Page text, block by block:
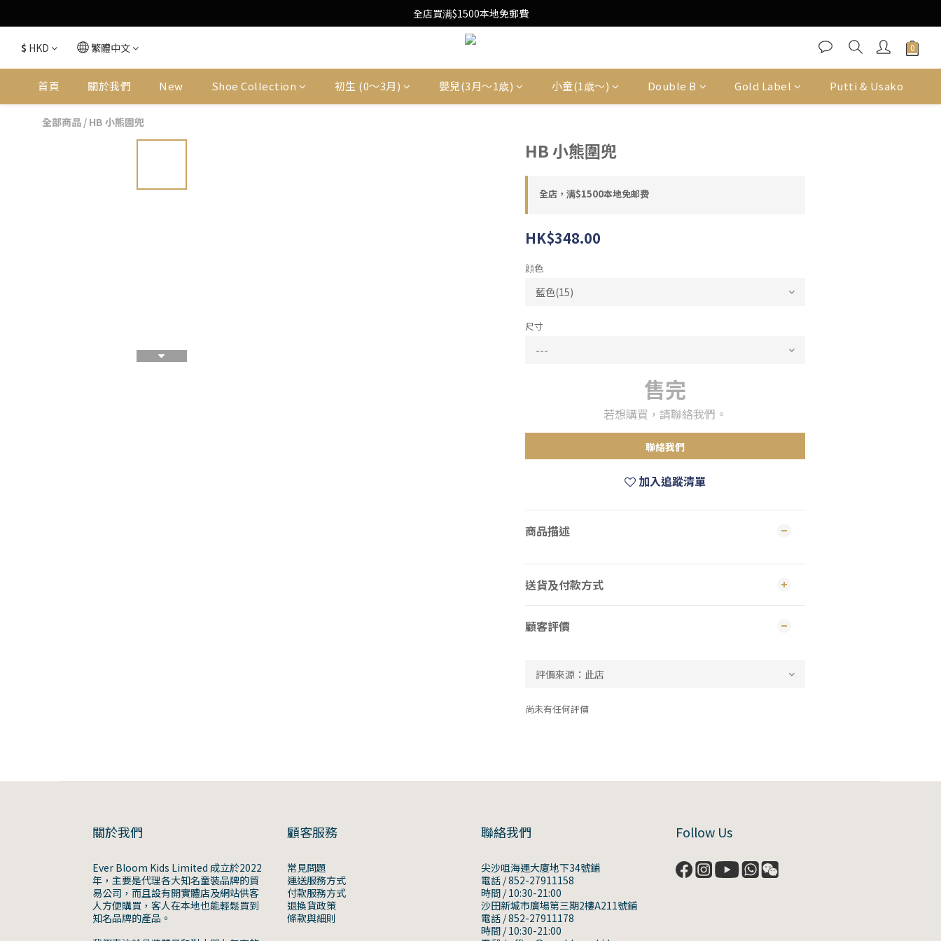
Free Local Shipping Upon $1500 purchase
全店買满$1500本地免郵費
Free Local Shipping Upon $1500 purchase
$ HKD 繁體中文
首頁 關於我們 New Shoe Collection 初生 (0〜3月) 嬰兒(3月〜1歳) 小童(1歳〜) Double B Gold Label Putti & Usako
全部商品 / HB 小熊圍兜
HB 小熊圍兜
全店，满$1500本地免邮费
HK$348.00
顔色
尺寸
售完
若想購買，請聯絡我們。
聯絡我們
加入追蹤清單
商品描述
送貨及付款方式
顧客評價
尚未有任何評價
關於我們
Ever Bloom Kids Limited 成立於2022
年，主要是代理各大知名童裝品牌的貿
易公司，而且設有開實體店及網站供客
人方便購買，客人在本地也能輕鬆買到
知名品牌的產品。
顧客服務
常見問題
運送服務方式
付款服務方式
退換貨政策
條款與細則
聯絡我們
尖沙咀海運大廈地下34號鋪
電話 / 852-27911158
時間 / 10:30-21:00
沙田新城市廣場第三期2樓A211號鋪
電話 / 852-27911178
時間 / 10:30-21:00
Follow Us